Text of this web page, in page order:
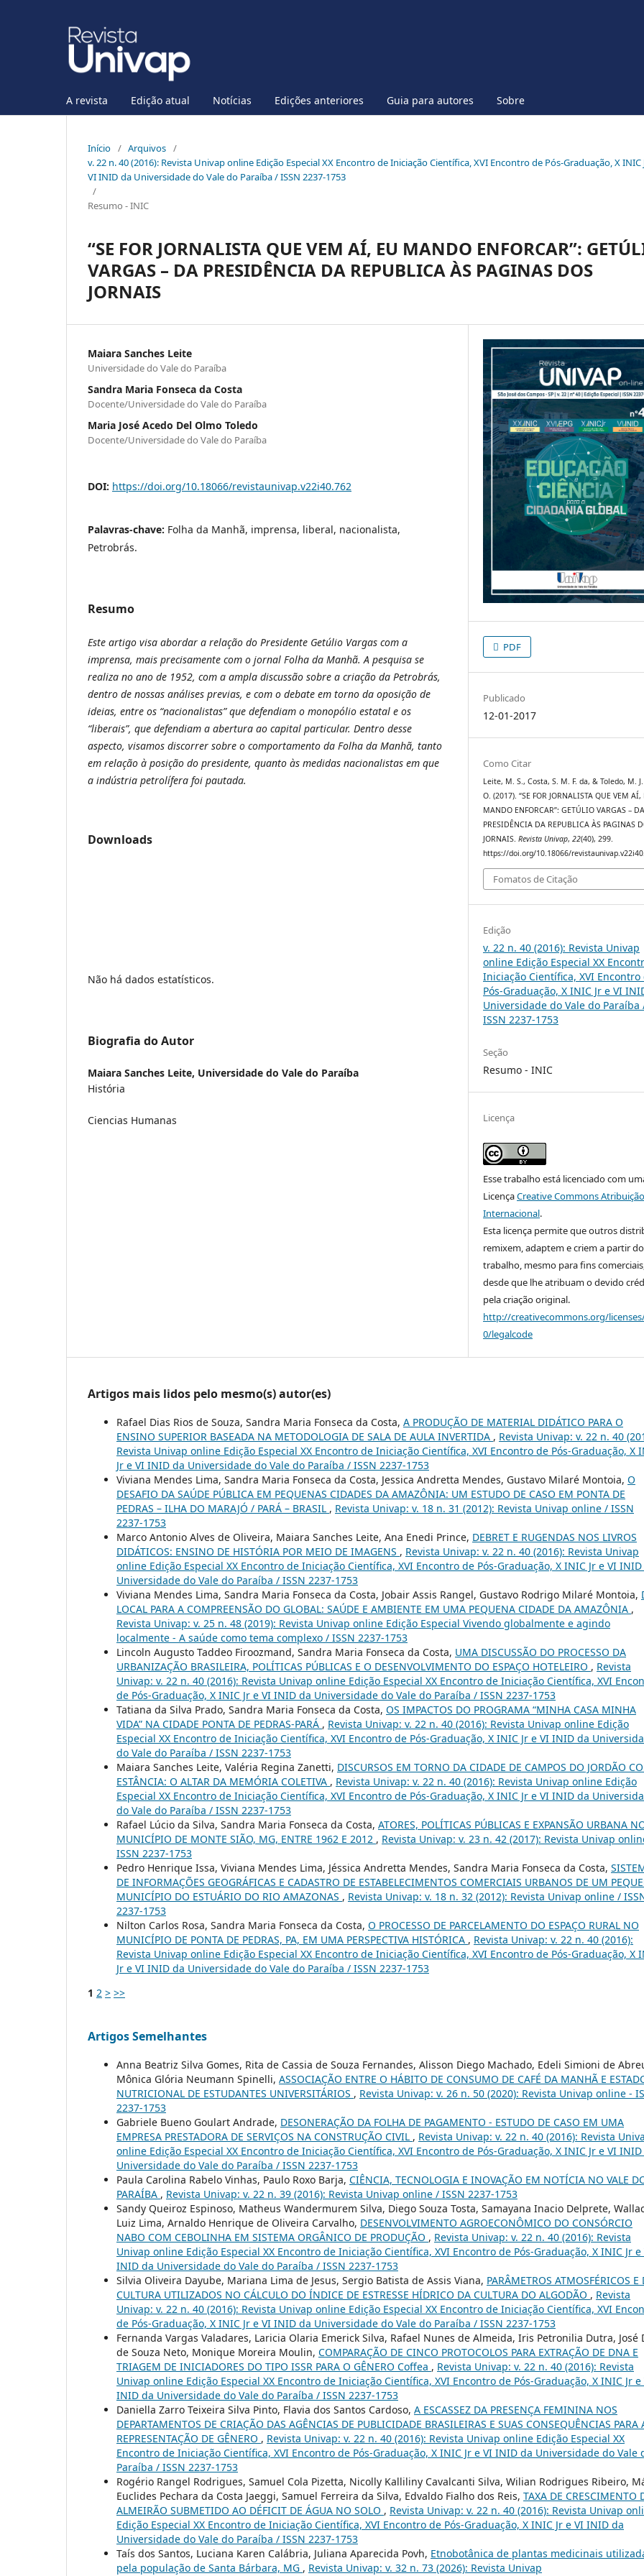
A revista Edição atual Notícias Edições anteriores Guia para autores Sobre
Início / Arquivos /
v. 22 n. 40 (2016): Revista Univap online Edição Especial XX Encontro de Iniciação Científica, XVI Encontro de Pós-Graduação, X INIC
VI INID da Universidade do Vale do Paraíba / ISSN 2237-1753
/
Resumo - INIC
“SE FOR JORNALISTA QUE VEM AÍ, EU MANDO ENFORCAR”:
VARGAS – DA PRESIDÊNCIA DA REPUBLICA ÀS PAGINAS DOS
JORNAIS
Maiara Sanches Leite
Universidade do Vale do Paraíba
Sandra Maria Fonseca da Costa
Docente/Universidade do Vale do Paraíba
Maria José Acedo Del Olmo Toledo
Docente/Universidade do Vale do Paraíba
DOI: https://doi.org/10.18066/revistaunivap.v22i40.762
Palavras-chave: Folha da Manhã, imprensa, liberal, nacionalista,
Petrobrás.
Resumo
Este artigo visa abordar a relação do Presidente Getúlio Vargas com a
imprensa, mais precisamente com o jornal Folha da Manhã. A pesquisa se
realiza no ano de 1952, com a ampla discussão sobre a criação da Petrobrás,
dentro de nossas análises previas, e com o debate em torno da oposição de
ideias, entre os “nacionalistas” que defendiam o monopólio estatal e os
“liberais”, que defendiam a abertura ao capital particular. Dentro desse
aspecto, visamos discorrer sobre o comportamento da Folha da Manhã, tanto
em relação à posição do presidente, quanto às medidas nacionalistas em que
a indústria petrolífera foi pautada.
Downloads
Não há dados estatísticos.
Biografia do Autor
Maiara Sanches Leite, Universidade do Vale do Paraíba
História
Ciencias Humanas
PDF
Publicado
12-01-2017
Como Citar
Leite, M. S., Costa, S. M. F. da, & Toledo, M.
O. (2017). “SE FOR JORNALISTA QUE VEM AÍ,
MANDO ENFORCAR”: GETÚLIO VARGAS – DA
PRESIDÊNCIA DA REPUBLICA ÀS PAGINAS
JORNAIS.Revista Univap,22(40), 299.
https://doi.org/10.18066/
Fomatos de Citação
Edição
v. 22 n. 40 (2016): Revista Univap
online Edição Especial XX
Iniciação Científica, XVI Encontro
Pós-Graduação, X INIC Jr e VI
Universidade do Vale do Paraíba
ISSN 2237-1753
Seção
Resumo - INIC
Licença
Esse trabalho está licenciado com
LicençaCreative Commons
Internacional.
Esta licença permite que outros
remixem, adaptem e criem a partir
trabalho, mesmo para fins
desde que lhe atribuam o devido
pela criação original.
http://creativecommons.org/
0/legalcode
Artigos mais lidos pelo mesmo(s) autor(es)
Rafael Dias Rios de Souza, Sandra Maria Fonseca da Costa, A PRODUÇÃO DE MATERIAL DIDÁTICO PARA O
ENSINO SUPERIOR BASEADA NA METODOLOGIA DE SALA DE AULA INVERTIDA , Revista Univap: v. 22 n. 40
Revista Univap online Edição Especial XX Encontro de Iniciação Científica, XVI Encontro de Pós-Graduação, X
Jr e VI INID da Universidade do Vale do Paraíba / ISSN 2237-1753
Viviana Mendes Lima, Sandra Maria Fonseca da Costa, Jessica Andretta Mendes, Gustavo Milaré Montoia, O
DESAFIO DA SAÚDE PÚBLICA EM PEQUENAS CIDADES DA AMAZÔNIA: UM ESTUDO DE CASO EM PONTA DE
PEDRAS – ILHA DO MARAJÓ / PARÁ – BRASIL , Revista Univap: v. 18 n. 31 (2012): Revista Univap online / ISSN
2237-1753
Marco Antonio Alves de Oliveira, Maiara Sanches Leite, Ana Enedi Prince, DEBRET E RUGENDAS NOS LIVROS
DIDÁTICOS: ENSINO DE HISTÓRIA POR MEIO DE IMAGENS , Revista Univap: v. 22 n. 40 (2016): Revista Univap
online Edição Especial XX Encontro de Iniciação Científica, XVI Encontro de Pós-Graduação, X INIC Jr e VI
Universidade do Vale do Paraíba / ISSN 2237-1753
Viviana Mendes Lima, Sandra Maria Fonseca da Costa, Jobair Assis Rangel, Gustavo Rodrigo Milaré Montoia,
LOCAL PARA A COMPREENSÃO DO GLOBAL: SAÚDE E AMBIENTE EM UMA PEQUENA CIDADE DA AMAZÔNIA ,
Revista Univap: v. 25 n. 48 (2019): Revista Univap online Edição Especial Vivendo globalmente e agindo
localmente - A saúde como tema complexo / ISSN 2237-1753
Lincoln Augusto Taddeo Firoozmand, Sandra Maria Fonseca da Costa, UMA DISCUSSÃO DO PROCESSO DA
URBANIZAÇÃO BRASILEIRA, POLÍTICAS PÚBLICAS E O DESENVOLVIMENTO DO ESPAÇO HOTELEIRO , Revista
Univap: v. 22 n. 40 (2016): Revista Univap online Edição Especial XX Encontro de Iniciação Científica, XVI
de Pós-Graduação, X INIC Jr e VI INID da Universidade do Vale do Paraíba / ISSN 2237-1753
Tatiana da Silva Prado, Sandra Maria Fonseca da Costa, OS IMPACTOS DO PROGRAMA “MINHA CASA MINHA
VIDA” NA CIDADE PONTA DE PEDRAS-PARÁ , Revista Univap: v. 22 n. 40 (2016): Revista Univap online Edição
Especial XX Encontro de Iniciação Científica, XVI Encontro de Pós-Graduação, X INIC Jr e VI INID da
do Vale do Paraíba / ISSN 2237-1753
Maiara Sanches Leite, Valéria Regina Zanetti, DISCURSOS EM TORNO DA CIDADE DE CAMPOS DO JORDÃO
ESTÂNCIA: O ALTAR DA MEMÓRIA COLETIVA , Revista Univap: v. 22 n. 40 (2016): Revista Univap online Edição
Especial XX Encontro de Iniciação Científica, XVI Encontro de Pós-Graduação, X INIC Jr e VI INID da
do Vale do Paraíba / ISSN 2237-1753
Rafael Lúcio da Silva, Sandra Maria Fonseca da Costa, ATORES, POLÍTICAS PÚBLICAS E EXPANSÃO URBANA
MUNICÍPIO DE MONTE SIÃO, MG, ENTRE 1962 E 2012 , Revista Univap: v. 23 n. 42 (2017): Revista Univap
ISSN 2237-1753
Pedro Henrique Issa, Viviana Mendes Lima, Jéssica Andretta Mendes, Sandra Maria Fonseca da Costa,
DE INFORMAÇÕES GEOGRÁFICAS E CADASTRO DE ESTABELECIMENTOS COMERCIAIS URBANOS DE UM
MUNICÍPIO DO ESTUÁRIO DO RIO AMAZONAS , Revista Univap: v. 18 n. 32 (2012): Revista Univap online /
2237-1753
Nilton Carlos Rosa, Sandra Maria Fonseca da Costa, O PROCESSO DE PARCELAMENTO DO ESPAÇO RURAL NO
MUNICÍPIO DE PONTA DE PEDRAS, PA, EM UMA PERSPECTIVA HISTÓRICA , Revista Univap: v. 22 n. 40 (2016):
Revista Univap online Edição Especial XX Encontro de Iniciação Científica, XVI Encontro de Pós-Graduação, X
Jr e VI INID da Universidade do Vale do Paraíba / ISSN 2237-1753
1 2 > >>
Artigos Semelhantes
Anna Beatriz Silva Gomes, Rita de Cassia de Souza Fernandes, Alisson Diego Machado, Edeli Simioni de
Mônica Glória Neumann Spinelli, ASSOCIAÇÃO ENTRE O HÁBITO DE CONSUMO DE CAFÉ DA MANHÃ E
NUTRICIONAL DE ESTUDANTES UNIVERSITÁRIOS , Revista Univap: v. 26 n. 50 (2020): Revista Univap online -
2237-1753
Gabriele Bueno Goulart Andrade, DESONERAÇÃO DA FOLHA DE PAGAMENTO - ESTUDO DE CASO EM UMA
EMPRESA PRESTADORA DE SERVIÇOS NA CONSTRUÇÃO CIVIL , Revista Univap: v. 22 n. 40 (2016): Revista
online Edição Especial XX Encontro de Iniciação Científica, XVI Encontro de Pós-Graduação, X INIC Jr e VI
Universidade do Vale do Paraíba / ISSN 2237-1753
Paula Carolina Rabelo Vinhas, Paulo Roxo Barja, CIÊNCIA, TECNOLOGIA E INOVAÇÃO EM NOTÍCIA NO VALE
PARAÍBA , Revista Univap: v. 22 n. 39 (2016): Revista Univap online / ISSN 2237-1753
Sandy Queiroz Espinoso, Matheus Wandermurem Silva, Diego Souza Tosta, Samayana Inacio Delprete,
Luiz Lima, Arnaldo Henrique de Oliveira Carvalho, DESENVOLVIMENTO AGROECONÔMICO DO CONSÓRCIO
NABO COM CEBOLINHA EM SISTEMA ORGÂNICO DE PRODUÇÃO , Revista Univap: v. 22 n. 40 (2016): Revista
Univap online Edição Especial XX Encontro de Iniciação Científica, XVI Encontro de Pós-Graduação, X INIC Jr e
INID da Universidade do Vale do Paraíba / ISSN 2237-1753
Silvia Oliveira Dayube, Mariana Lima de Jesus, Sergio Batista de Assis Viana, PARÂMETROS ATMOSFÉRICOS E
CULTURA UTILIZADOS NO CÁLCULO DO ÍNDICE DE ESTRESSE HÍDRICO DA CULTURA DO ALGODÃO , Revista
Univap: v. 22 n. 40 (2016): Revista Univap online Edição Especial XX Encontro de Iniciação Científica, XVI
de Pós-Graduação, X INIC Jr e VI INID da Universidade do Vale do Paraíba / ISSN 2237-1753
Fernanda Vargas Valadares, Laricia Olaria Emerick Silva, Rafael Nunes de Almeida, Iris Petronilia Dutra, José
de Souza Neto, Monique Moreira Moulin, COMPARAÇÃO DE CINCO PROTOCOLOS PARA EXTRAÇÃO DE DNA E
TRIAGEM DE INICIADORES DO TIPO ISSR PARA O GÊNERO Coffea , Revista Univap: v. 22 n. 40 (2016): Revista
Univap online Edição Especial XX Encontro de Iniciação Científica, XVI Encontro de Pós-Graduação, X INIC Jr e
INID da Universidade do Vale do Paraíba / ISSN 2237-1753
Daniella Zarro Teixeira Silva Pinto, Flavia dos Santos Cardoso, A ESCASSEZ DA PRESENÇA FEMININA NOS
DEPARTAMENTOS DE CRIAÇÃO DAS AGÊNCIAS DE PUBLICIDADE BRASILEIRAS E SUAS CONSEQUÊNCIAS PARA
REPRESENTAÇÃO DE GÊNERO , Revista Univap: v. 22 n. 40 (2016): Revista Univap online Edição Especial XX
Encontro de Iniciação Científica, XVI Encontro de Pós-Graduação, X INIC Jr e VI INID da Universidade do Vale
Paraíba / ISSN 2237-1753
Rogério Rangel Rodrigues, Samuel Cola Pizetta, Nicolly Kalliliny Cavalcanti Silva, Wilian Rodrigues Ribeiro,
Euclides Pechara da Costa Jaeggi, Samuel Ferreira da Silva, Edvaldo Fialho dos Reis, TAXA DE CRESCIMENTO
ALMEIRÃO SUBMETIDO AO DÉFICIT DE ÁGUA NO SOLO , Revista Univap: v. 22 n. 40 (2016): Revista Univap
Edição Especial XX Encontro de Iniciação Científica, XVI Encontro de Pós-Graduação, X INIC Jr e VI INID da
Universidade do Vale do Paraíba / ISSN 2237-1753
Taís dos Santos, Luciana Karen Calábria, Juliana Aparecida Povh, Etnobotânica de plantas medicinais
pela população de Santa Bárbara, MG , Revista Univap: v. 32 n. 73 (2026): Revista Univap